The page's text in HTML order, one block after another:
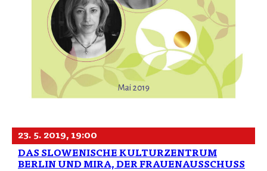
23. 5. 2019, 19:00
DAS SLOWENISCHE KULTURZENTRUM
BERLIN UND MIRA, DER FRAUENAUSSCHUSS